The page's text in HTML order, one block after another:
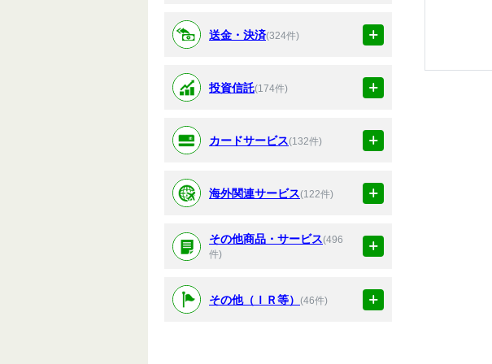
送金・決済(324件)
投資信託(174件)
カードサービス(132件)
海外関連サービス(122件)
その他商品・サービス(496
件)
その他（ＩＲ等） (46件)